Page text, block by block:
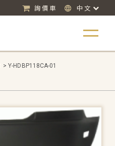
詢價車 中文
> Y-HDBP118CA-01